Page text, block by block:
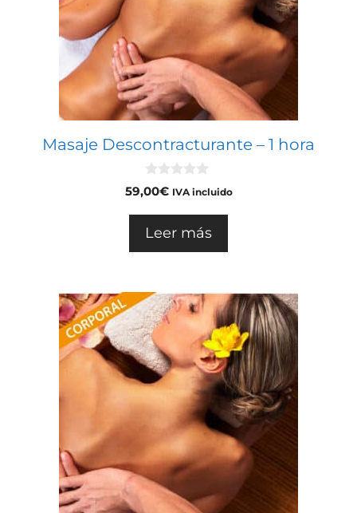
Masaje Descontracturante – 1 hora
0
d
59,00€ IVA incluido
Leer más